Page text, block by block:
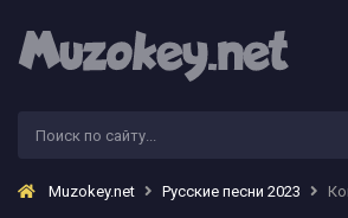
Muzokey.net Русские песни 2023